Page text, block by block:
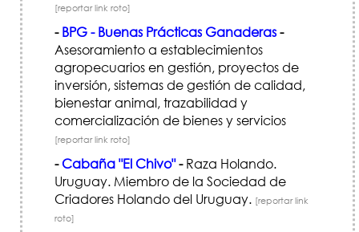
[reportar link roto]
- BPG - Buenas Prácticas Ganaderas-
Asesoramiento a establecimientos
agropecuarios en gestión, proyectos de
inversión, sistemas de gestión de calidad,
bienestar animal, trazabilidad y
comercialización de bienes y servicios
[reportar link roto]
-Cabaña "El Chivo"-Raza Holando.
Uruguay. Miembro de la Sociedad de
Criadores Holando del Uruguay. [reportar link
roto]